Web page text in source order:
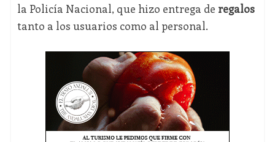
la Policía Nacional, que hizo entrega de regalos
tanto a los usuarios como al personal.